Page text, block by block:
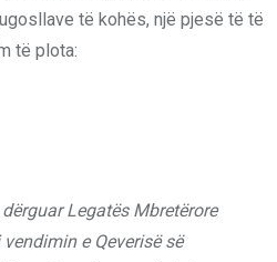
të kohës, një pjesë të të
të plota:
Legatës Mbretërore
vendimin e Qeverisë së